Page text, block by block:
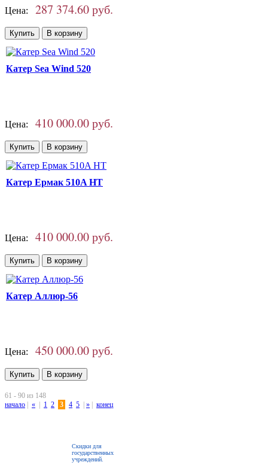
Цена: 287 374.60 руб.
Катер Sea Wind 520
Цена: 410 000.00 руб.
Катер Ермак 510A HT
Цена: 410 000.00 руб.
Катер Аллюр-56
Цена: 450 000.00 руб.
61 - 90 из 148
начало | « | 1 2 3 4 5 | » | конец
Скидки для
государственных
учреждений.